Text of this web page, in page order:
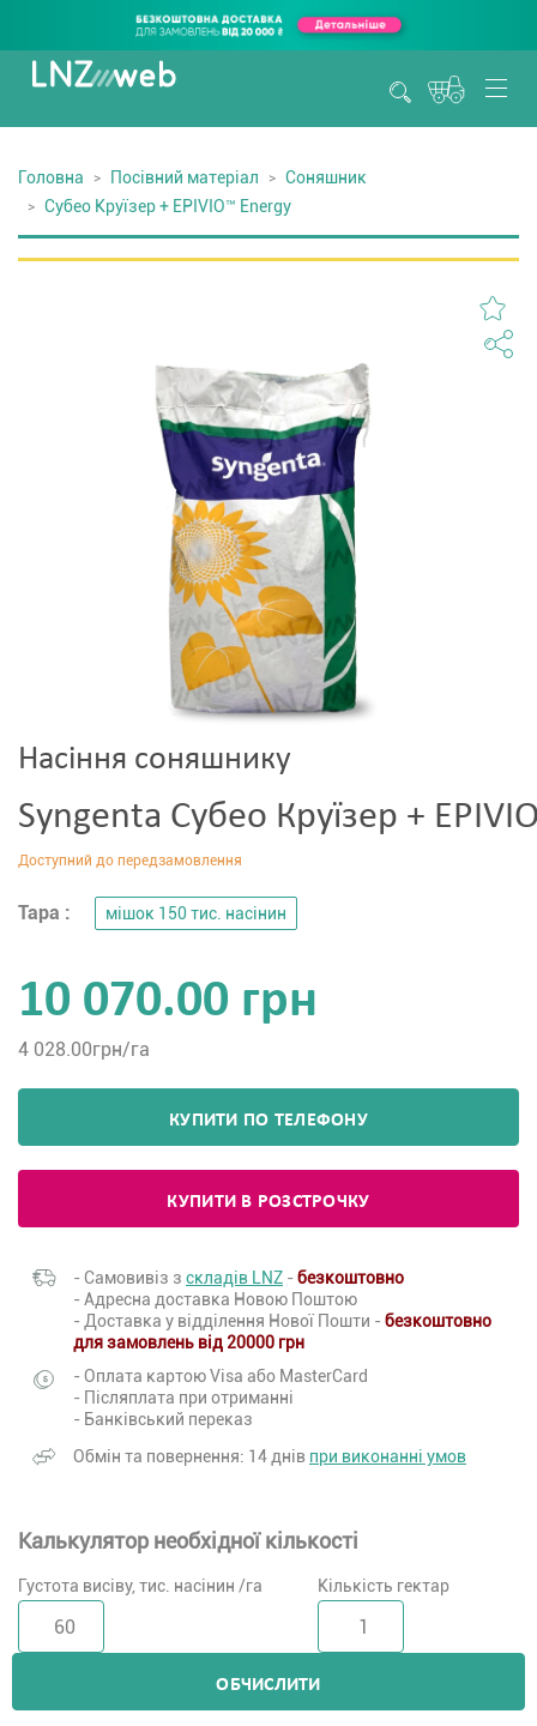
Головна Посівний матеріал
Соняшник
Субео Круїзер + EPIVIO™ Energy
Насіння соняшнику
Syngenta Субео Круїзер +
Тара : мішок 150 тис. насінин
10 070.00 грн
4 028.00грн/га
КУПИТИ ПО ТЕЛЕФОНУ
КУПИТИ В РОЗСТРОЧКУ
- Самовивіз з складів LNZ - безкоштовно
- Адресна доставка Новою Поштою
- Доставка у відділення Нової Пошти - безкоштовно
для замовлень від 20000 грн
- Оплата картою Visa або MasterCard
- Післяплата при отриманні
- Банківський переказ
Обмін та повернення: 14 днів при виконанні умов
Калькулятор необхідної кількості
Густота висіву, тис. насінин /га Кількість гектар
ОБЧИСЛИТИ